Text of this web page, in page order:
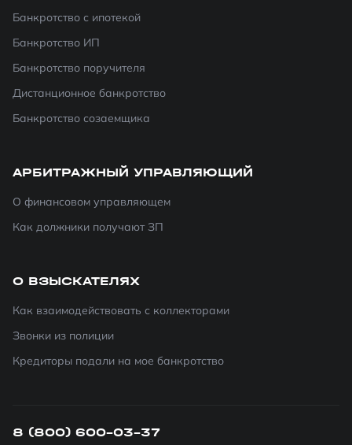
Банкротство с ипотекой
Банкротство ИП
Банкротство поручителя
Дистанционное банкротство
Банкротство созаемщика
АРБИТРАЖНЫЙ УПРАВЛЯЮЩИЙ
О финансовом управляющем
Как должники получают ЗП
О ВЗЫСКАТЕЛЯХ
Как взаимодействовать с коллекторами
Звонки из полиции
Кредиторы подали на мое банкротство
8 (800) 600-03-37